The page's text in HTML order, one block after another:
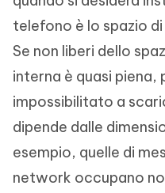
telefono è lo spazio
Se non liberi dello
interna è quasi piena,
impossibilitato a
dipende dalle
esempio, quelle di
network occupano